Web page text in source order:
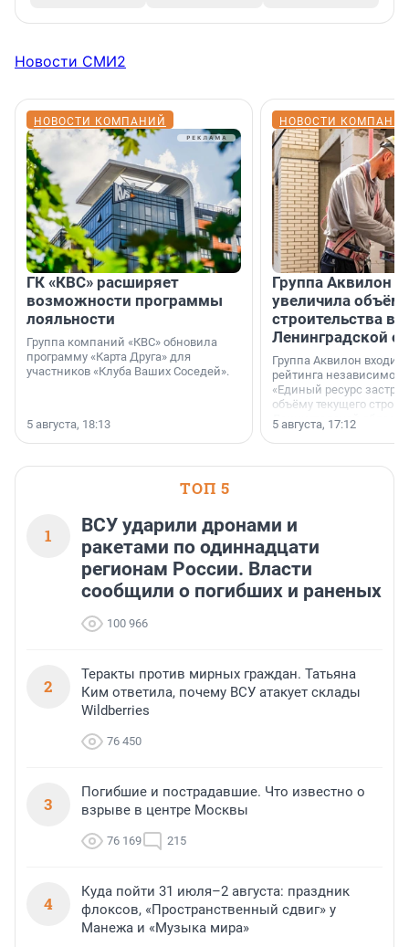
Новости СМИ2
НОВОСТИ КОМПАНИЙ
ГК «КВС» расширяет
возможности программы
лояльности
Группа компаний «КВС» обновила
программу «Карта Друга» для
участников «Клуба Ваших Соседей».
5 августа, 18:13
НОВОСТИ
Группа Аквилон
увеличила объём
строительства в
Ленинградской
Группа Аквилон входит
рейтинга независимого
«Единый ресурс
объёму текущего
Ленинградской
время компания
185 429 кв. метров
больше, чем в 1
5 августа, 17:12
ТОП 5
1
ВСУ ударили дронами и
ракетами по одиннадцати
регионам России. Власти
сообщили о погибших и раненых
100 966
2
Теракты против мирных граждан. Татьяна
Ким ответила, почему ВСУ атакует склады
Wildberries
76 450
3
Погибшие и пострадавшие. Что известно о
взрыве в центре Москвы
76 169 215
4
Куда пойти 31 июля–2 августа: праздник
флоксов, «Пространственный сдвиг» у
Манежа и «Музыка мира»